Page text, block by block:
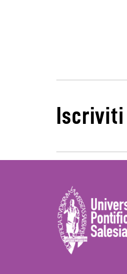
Iscriviti